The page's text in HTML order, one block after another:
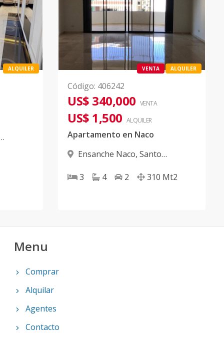
ALQUILER VENTA ALQUILER
Código: 406242
US$ 340,000 VENTA
US$ 1,500 ALQUILER
Apartamento en Naco
Ensanche Naco, Santo
3
4 2 310 Mt2
Menu
Comprar
Alquilar
Agentes
Contacto